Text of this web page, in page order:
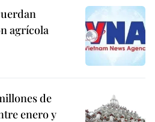
agrícola
de
enero y